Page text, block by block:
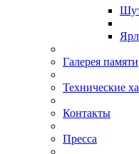
Галерея памяти
Технические
Контакты
Пресса